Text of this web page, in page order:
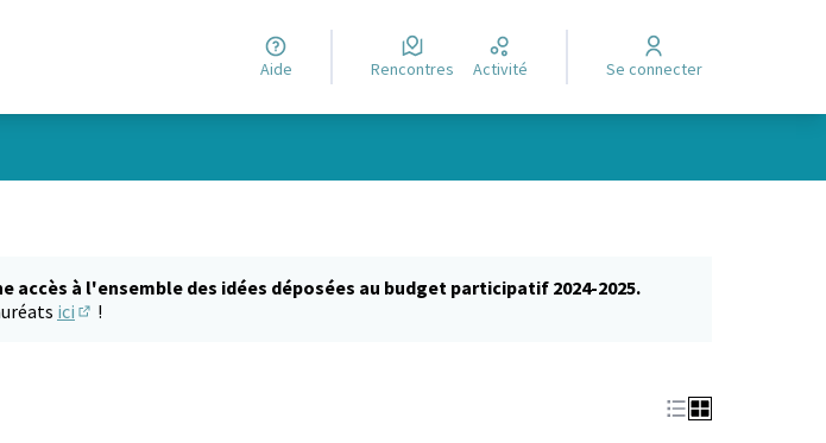
Aide Rencontres Activité Se connecter
accès à l'ensemble des idées déposées au budget participatif 2024-2025.
ici !